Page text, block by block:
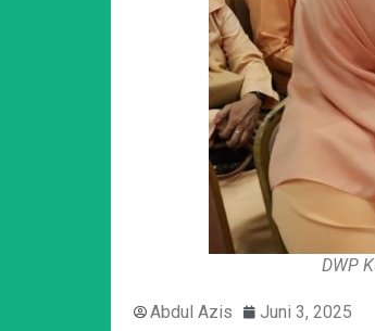
DWP
Abdul Azis Juni 3, 2025